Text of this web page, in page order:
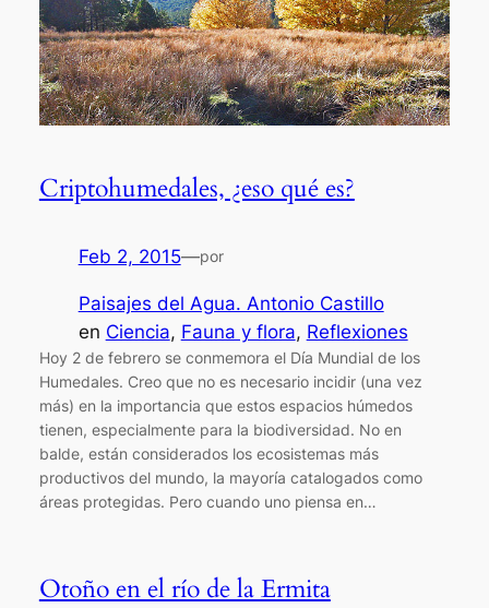
Criptohumedales, ¿eso qué es?
Feb 2, 2015—por
Paisajes del Agua. Antonio Castillo
en Ciencia, Fauna y flora, Reflexiones
Hoy 2 de febrero se conmemora el Día Mundial de los
Humedales. Creo que no es necesario incidir (una vez
más) en la importancia que estos espacios húmedos
tienen, especialmente para la biodiversidad. No en
balde, están considerados los ecosistemas más
productivos del mundo, la mayoría catalogados como
áreas protegidas. Pero cuando uno piensa en…
Otoño en el río de la Ermita